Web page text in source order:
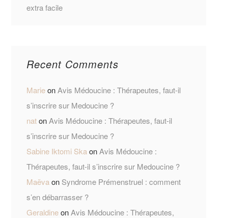
extra facile
Recent Comments
MarieonAvis Médoucine : Thérapeutes, faut-il
s’inscrire sur Medoucine ?
natonAvis Médoucine : Thérapeutes, faut-il
s’inscrire sur Medoucine ?
Sabine Iktomi SkaonAvis Médoucine :
Thérapeutes, faut-il s’inscrire sur Medoucine ?
Maëvaon Syndrome Prémenstruel : comment
s’en débarrasser ?
GeraldineonAvis Médoucine : Thérapeutes,